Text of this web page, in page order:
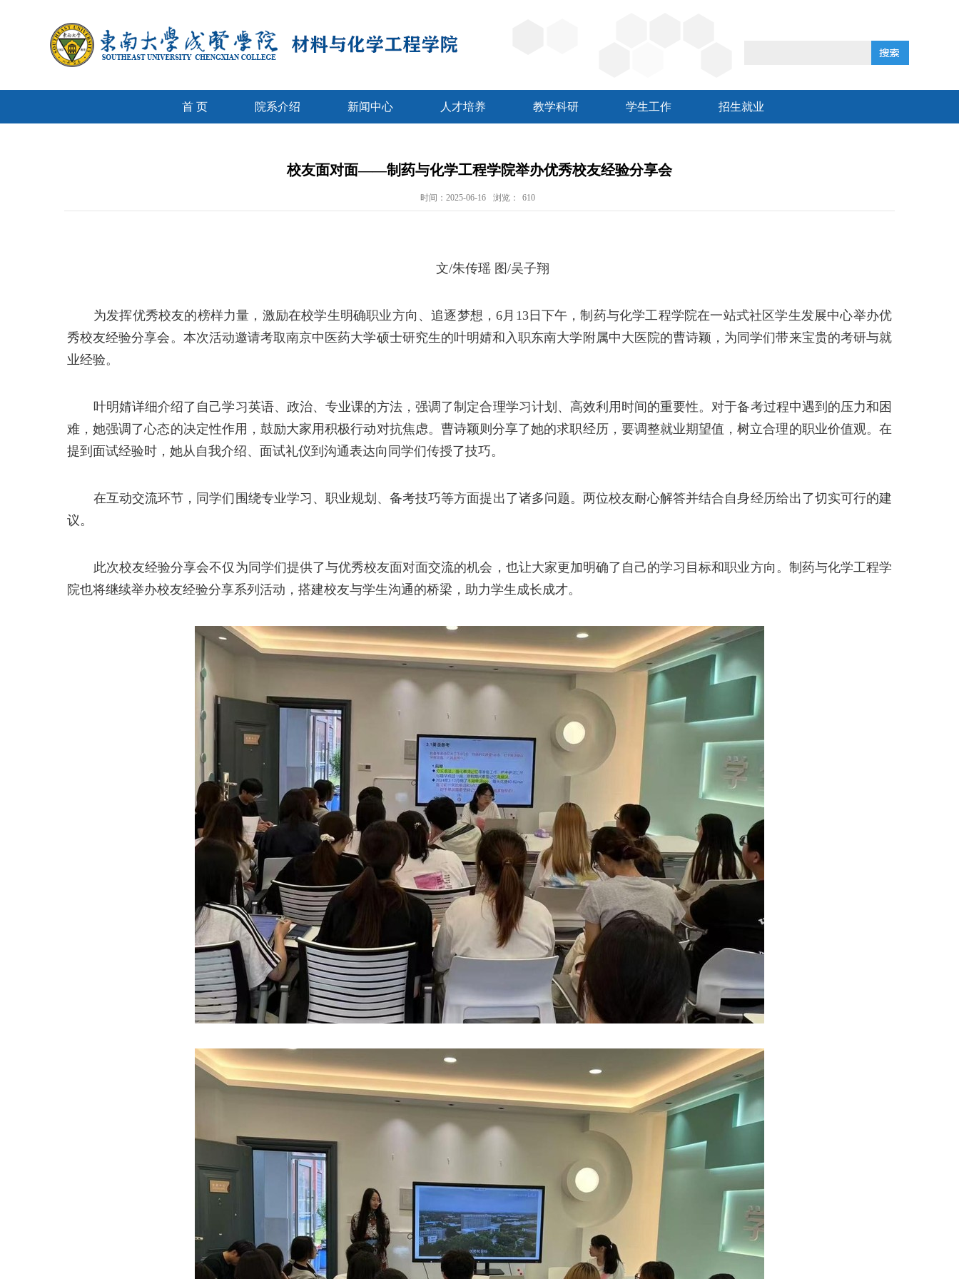
首 页 院系介绍 新闻中心 人才培养 教学科研 学生工作 招生就业
校友面对面——制药与化学工程学院举办优秀校友经验分享会
时间：2025-06-16 浏览： 610
文/朱传瑶 图 /吴子翔
为发挥优秀校友的榜样力量，激励在校学生明确职业方向、追逐梦想，6月 13日下午，制药与化学工程学院在一站式社区学生发展中心举办优
秀校友经验分享会。本次活动邀请考取南京中医药大学硕士研究生的叶明婧和入职东南大学附属中大医院的曹诗颖，为同学们带来宝贵的考研与就
业经验。
叶明婧详细介绍了自己学习英语、政治、专业课的方法，强调了制定合理学习计划、高效利用时间的重要性。对于备考过程中遇到的压力和困
难，她强调了心态的决定性作用，鼓励大家用积极行动对抗焦虑。曹诗颖则分享了她的求职经历，要调整就业期望值，树立合理的职业价值观。在
提到面试经验时，她从自我介绍、面试礼仪到沟通表达向同学们传授了技巧。
在互动交流环节，同学们围绕专业学习、职业规划、备考技巧等方面提出了诸多问题。两位校友耐心解答并结合自身经历给出了切实可行的建
议。
此次校友经验分享会不仅为同学们提供了与优秀校友面对面交流的机会，也让大家更加明确了自己的学习目标和职业方向。制药与化学工程学
院也将继续举办校友经验分享系列活动，搭建校友与学生沟通的桥梁，助力学生成长成才。